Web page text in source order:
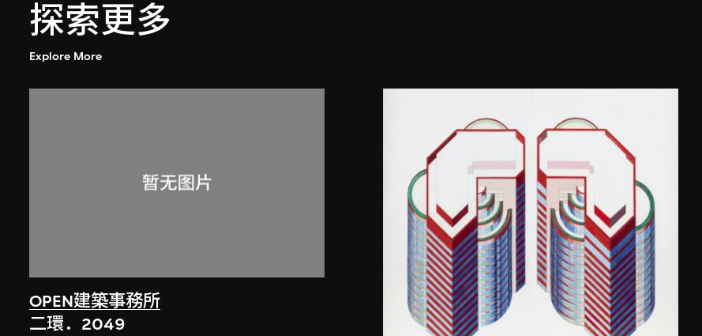
探索更多
Explore More
OPEN建築事務所
二環．2049